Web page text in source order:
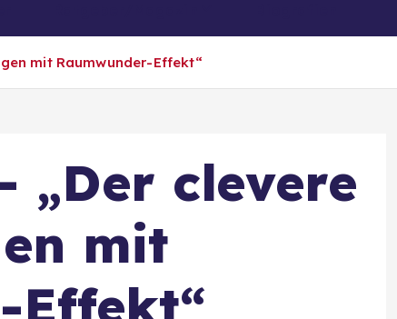
mit Raumwunder-Effekt“
„Der clevere
mit
Effekt“